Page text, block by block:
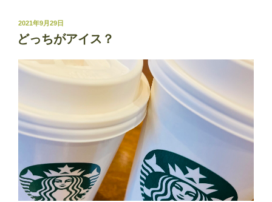
投
稿
日:
2021年9月29日
どっちがアイス？